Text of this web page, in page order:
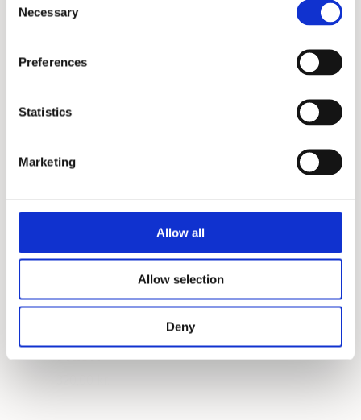
Selection
Necessary
Preferences
Statistics
Marketing
Allow all
Allow selection
Deny
HONEY Exfoliating Hydra
Mask